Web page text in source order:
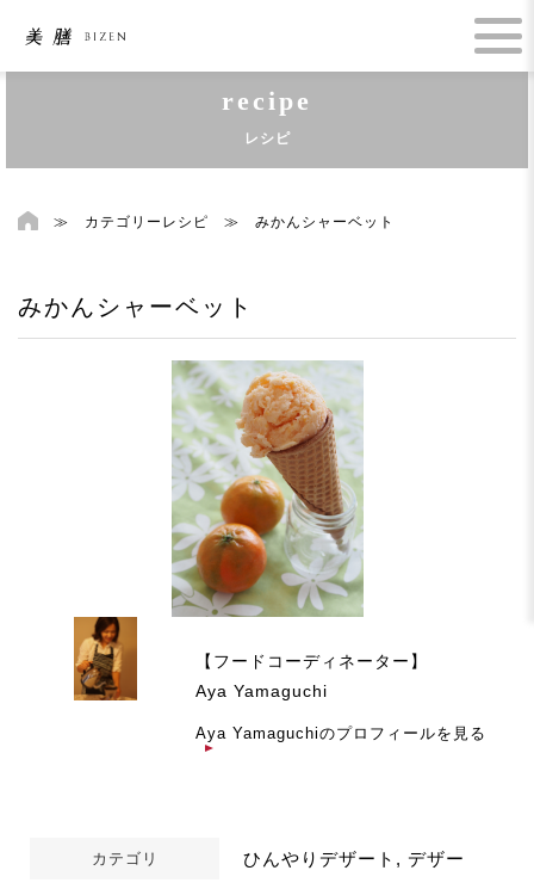
recipe
レシピ
≫ カテゴリーレシピ ≫ みかんシャーベット
みかんシャーベット
【フードコーディネーター】
Aya Yamaguchi
Aya Yamaguchiのプロフィールを見る
カテゴリ ひんやりデザート, デザー